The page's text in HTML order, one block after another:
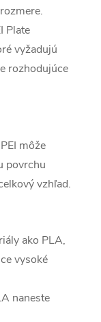
Plate
vyžadujú
rozhodujúce
môže
povrchu
vzhľad.
ako PLA,
vysoké
naneste